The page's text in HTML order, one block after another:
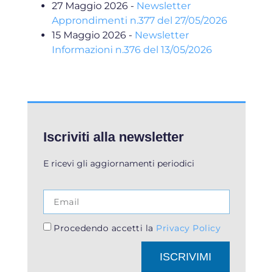
27 Maggio 2026 - Newsletter
Approndimenti n.377 del 27/05/2026
15 Maggio 2026 - Newsletter
Informazioni n.376 del 13/05/2026
Iscriviti alla newsletter
E ricevi gli aggiornamenti periodici
Procedendo accetti la Privacy Policy
ISCRIVIMI